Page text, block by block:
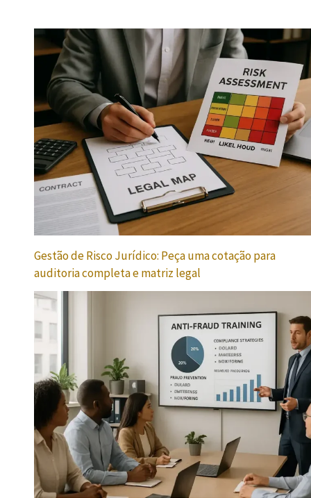
Gestão de Risco Jurídico: Peça uma cotação para
auditoria completa e matriz legal